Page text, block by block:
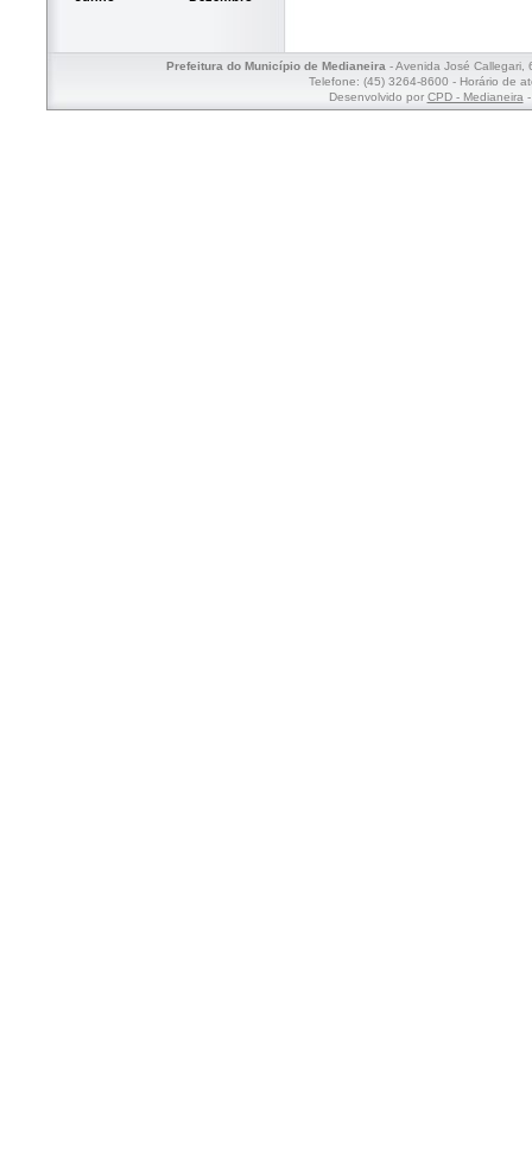
Prefeitura do Município de Medianeira- Avenida José Callegari,
Telefone: (45) 3264-8600 - Horário de
Desenvolvido por CPD - Medianeira-